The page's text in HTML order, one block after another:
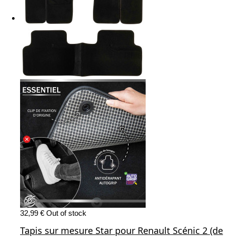
32,99 € Out of stock
Tapis sur mesure Star pour Renault Scénic 2 (de